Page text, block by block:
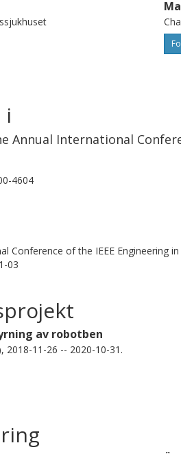
i
Annual International
4604
Conference of the IEEE Engineering
03
av robotben
2018-11-26 -- 2020-10-31.